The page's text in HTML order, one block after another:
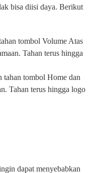
bisa diisi daya. Berikut
tombol Volume Atas
Tahan terus hingga
tahan tombol Home dan
Tahan terus hingga logo
dapat menyebabkan